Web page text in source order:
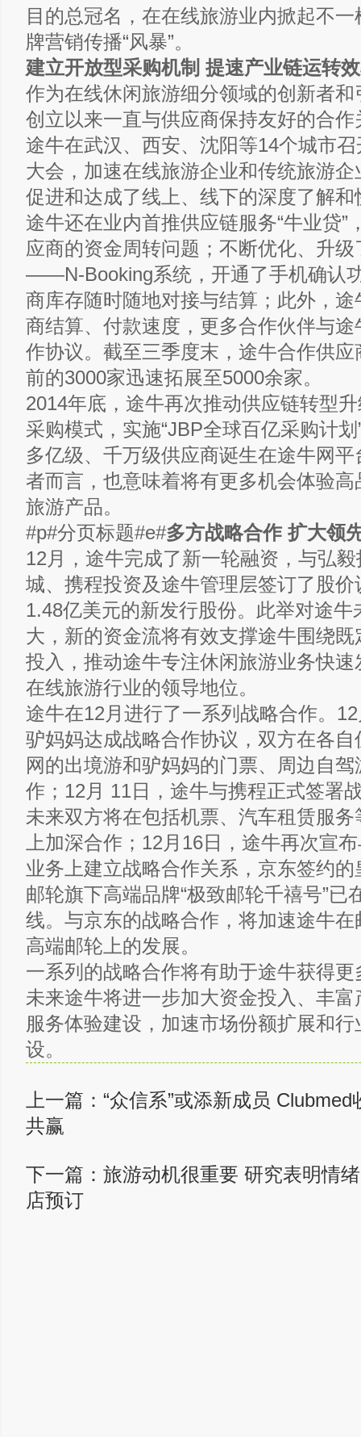
目的总冠名，在在线旅游业内掀起不
牌营销传播“风暴”。
建立开放型采购机制 提速产业链运转
作为在线休闲旅游细分领域的创新者
创立以来一直与供应商保持友好的合
途牛在武汉、西安、沈阳等14个城市
大会，加速在线旅游企业和传统旅游
促进和达成了线上、线下的深度了解和
途牛还在业内首推供应链服务“牛业贷”
应商的资金周转问题；不断优化、升
——N-Booking系统，开通了手机确认
商库存随时随地对接与结算；此外，
商结算、付款速度，更多合作伙伴与
作协议。截至三季度末，途牛合作供
前的3000家迅速拓展至5000余家。
2014年底，途牛再次推动供应链转型
采购模式，实施“JBP全球百亿采购计
多亿级、千万级供应商诞生在途牛网
者而言，也意味着将有更多机会体验
旅游产品。
#p#分页标题#e#多方战略合作 扩大领
12月，途牛完成了新一轮融资，与弘
城、携程投资及途牛管理层签订了股
1.48亿美元的新发行股份。此举对途牛
大，新的资金流将有效支撑途牛围绕
投入，推动途牛专注休闲旅游业务快
在线旅游行业的领导地位。
途牛在12月进行了一系列战略合作。
驴妈妈达成战略合作协议，双方在各
网的出境游和驴妈妈的门票、周边自
作；12月 11日，途牛与携程正式签署
未来双方将在包括机票、汽车租赁服
上加深合作；12月16日，途牛再次宣
业务上建立战略合作关系，京东签约
邮轮旗下高端品牌“极致邮轮千禧号”已
线。与京东的战略合作，将加速途牛
高端邮轮上的发展。
一系列的战略合作将有助于途牛获得
未来途牛将进一步加大资金投入、丰
服务体验建设，加速市场份额扩展和
设。
上一篇： “众信系”或添新成员
共赢
下一篇： 旅游动机很重要 研究表明情
店预订